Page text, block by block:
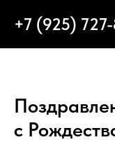
+7 (925)
с